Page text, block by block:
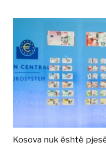
Kosova nuk është